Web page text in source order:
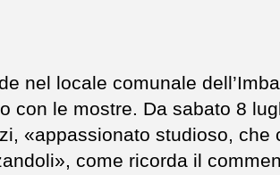
nel locale comunale
con le mostre. Da sabato 8
«appassionato studioso,
come ricorda il